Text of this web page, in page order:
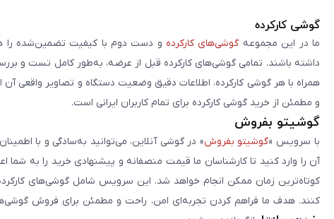
گوشی کارکرده
ما در این مجموعه گوشی‌های کارکرده و دست دوم با کیفیت تضمین‌شده را هم
داشته باشند. تمامی گوشی‌های کارکرده قبل از عرضه، به‌طور کامل تست و
همراه با هر گوشی کارکرده، اطلاعات دقیق وضعیت دستگاه و تصاویر واقعی آن
و مطمئن از خرید گوشی کارکرده برای تمام کاربران ایرانی است.
گوشیتو بفروش
با سرویس «گوشیتو بفروش» در گوشی آنلاین، می‌توانید به‌سادگی و با
آن را وارد کنید تا کارشناسان ما قیمت منصفانه و پیشنهادی خرید را به
کوتاه‌ترین زمان ممکن انجام خواهد شد. این سرویس شامل گوشی‌های
کنند. هدف ما فراهم کردن تجربه‌ای امن، راحت و مطمئن برای فروش